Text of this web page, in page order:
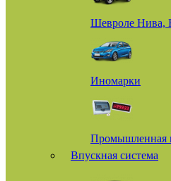
Шевроле Нива,
Иномарки
Промышленная
Впускная система